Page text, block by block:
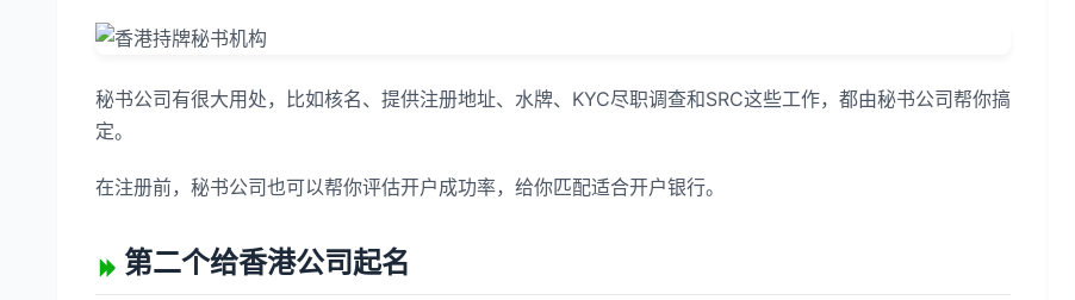
秘书公司有很大用处，比如核名、提供注册地址、水牌、KYC尽职调查和SRC这些工作，都由秘书公司帮你搞
定。
在注册前，秘书公司也可以帮你评估开户成功率，给你匹配适合开户银行。
第二个给香港公司起名